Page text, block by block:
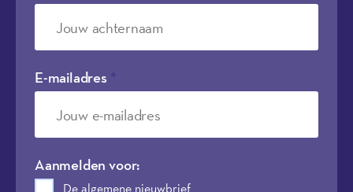
E-mailadres
Aanmelden voor:
De algemene nieuwbrief